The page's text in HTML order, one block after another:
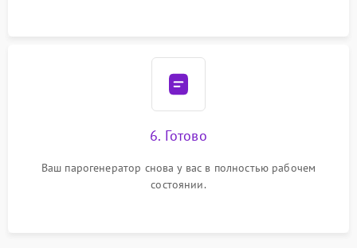
6. Готово
Ваш парогенератор снова у вас в полностью рабочем
состоянии.